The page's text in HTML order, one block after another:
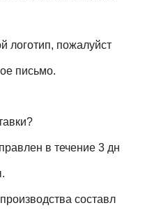
логотип, пожалуйст
письмо.
в течение 3 дн
составл